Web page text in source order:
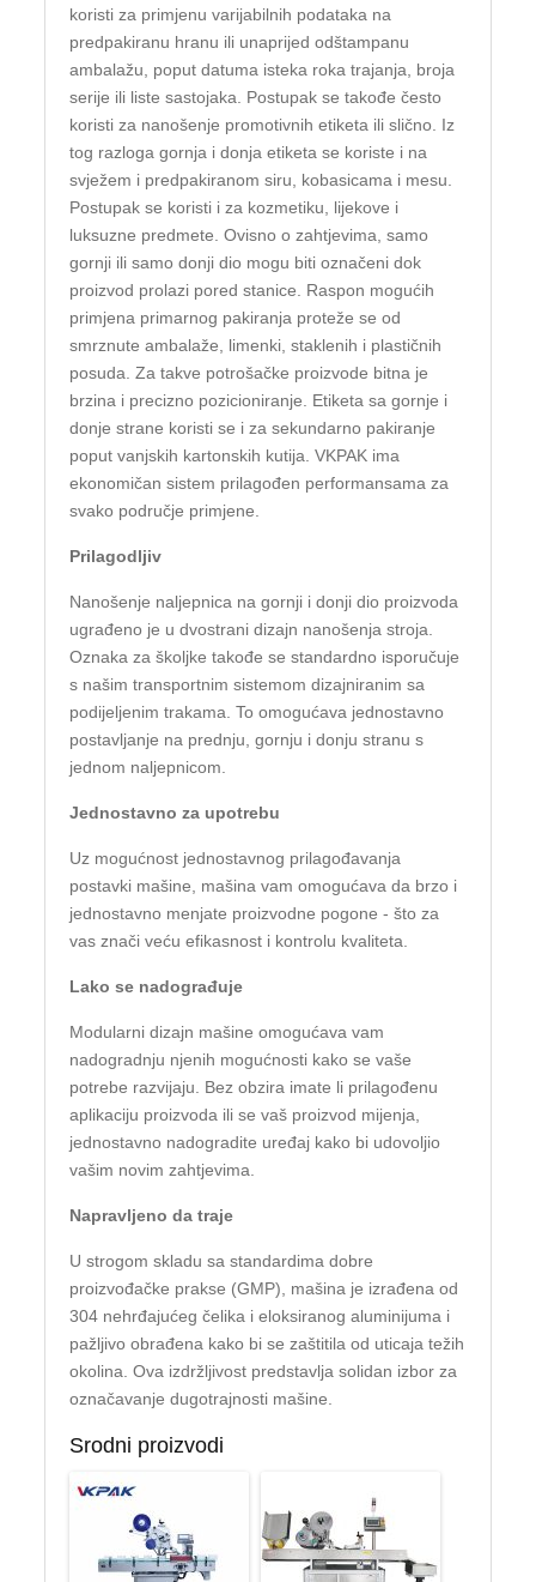
koristi za primjenu varijabilnih podataka na
predpakiranu hranu ili unaprijed odštampanu
ambalažu, poput datuma isteka roka trajanja, broja
serije ili liste sastojaka. Postupak se takođe često
koristi za nanošenje promotivnih etiketa ili slično. Iz
tog razloga gornja i donja etiketa se koriste i na
svježem i predpakiranom siru, kobasicama i mesu.
Postupak se koristi i za kozmetiku, lijekove i
luksuzne predmete. Ovisno o zahtjevima, samo
gornji ili samo donji dio mogu biti označeni dok
proizvod prolazi pored stanice. Raspon mogućih
primjena primarnog pakiranja proteže se od
smrznute ambalaže, limenki, staklenih i plastičnih
posuda. Za takve potrošačke proizvode bitna je
brzina i precizno pozicioniranje. Etiketa sa gornje i
donje strane koristi se i za sekundarno pakiranje
poput vanjskih kartonskih kutija. VKPAK ima
ekonomičan sistem prilagođen performansama za
svako područje primjene.
Prilagodljiv
Nanošenje naljepnica na gornji i donji dio proizvoda
ugrađeno je u dvostrani dizajn nanošenja stroja.
Oznaka za školjke takođe se standardno isporučuje
s našim transportnim sistemom dizajniranim sa
podijeljenim trakama. To omogućava jednostavno
postavljanje na prednju, gornju i donju stranu s
jednom naljepnicom.
Jednostavno za upotrebu
Uz mogućnost jednostavnog prilagođavanja
postavki mašine, mašina vam omogućava da brzo i
jednostavno menjate proizvodne pogone - što za
vas znači veću efikasnost i kontrolu kvaliteta.
Lako se nadograđuje
Modularni dizajn mašine omogućava vam
nadogradnju njenih mogućnosti kako se vaše
potrebe razvijaju. Bez obzira imate li prilagođenu
aplikaciju proizvoda ili se vaš proizvod mijenja,
jednostavno nadogradite uređaj kako bi udovoljio
vašim novim zahtjevima.
Napravljeno da traje
U strogom skladu sa standardima dobre
proizvođačke prakse (GMP), mašina je izrađena od
304 nehrđajućeg čelika i eloksiranog aluminijuma i
pažljivo obrađena kako bi se zaštitila od uticaja težih
okolina. Ova izdržljivost predstavlja solidan izbor za
označavanje dugotrajnosti mašine.
Srodni proizvodi